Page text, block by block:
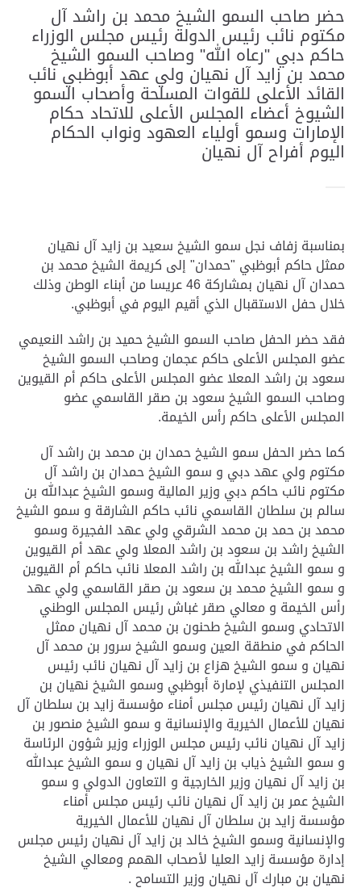
حضر صاحب السمو الشيخ محمد بن راشد آل
مكتوم نائب رئيس الدولة رئيس مجلس الوزراء
حاكم دبي "رعاه الله" وصاحب السمو الشيخ
محمد بن زايد آل نهيان ولي عهد أبوظبي نائب
القائد الأعلى للقوات المسلحة وأصحاب السمو
الشيوخ أعضاء المجلس الأعلى للاتحاد حكام
الإمارات وسمو أولياء العهود ونواب الحكام
اليوم أفراح آل نهيان
بمناسبة زفاف نجل سمو الشيخ سعيد بن زايد آل نهيان
ممثل حاكم أبوظبي "حمدان" إلى كريمة الشيخ محمد بن
حمدان آل نهيان بمشاركة 46 عريسا من أبناء الوطن وذلك
خلال حفل الاستقبال الذي أقيم اليوم في أبوظبي.
فقد حضر الحفل صاحب السمو الشيخ حميد بن راشد النعيمي
عضو المجلس الأعلى حاكم عجمان وصاحب السمو الشيخ
سعود بن راشد المعلا عضو المجلس الأعلى حاكم أم القيوين
وصاحب السمو الشيخ سعود بن صقر القاسمي عضو
المجلس الأعلى حاكم رأس الخيمة.
كما حضر الحفل سمو الشيخ حمدان بن محمد بن راشد آل
مكتوم ولي عهد دبي و سمو الشيخ حمدان بن راشد آل
مكتوم نائب حاكم دبي وزير المالية وسمو الشيخ عبدالله بن
سالم بن سلطان القاسمي نائب حاكم الشارقة و سمو الشيخ
محمد بن حمد بن محمد الشرقي ولي عهد الفجيرة وسمو
الشيخ راشد بن سعود بن راشد المعلا ولي عهد أم القيوين
و سمو الشيخ عبدالله بن راشد المعلا نائب حاكم أم القيوين
و سمو الشيخ محمد بن سعود بن صقر القاسمي ولي عهد
رأس الخيمة و معالي صقر غباش رئيس المجلس الوطني
الاتحادي وسمو الشيخ طحنون بن محمد آل نهيان ممثل
الحاكم في منطقة العين وسمو الشيخ سرور بن محمد آل
نهيان و سمو الشيخ هزاع بن زايد آل نهيان نائب رئيس
المجلس التنفيذي لإمارة أبوظبي وسمو الشيخ نهيان بن
زايد آل نهيان رئيس مجلس أمناء مؤسسة زايد بن سلطان آل
نهيان للأعمال الخيرية والإنسانية و سمو الشيخ منصور بن
زايد آل نهيان نائب رئيس مجلس الوزراء وزير شؤون الرئاسة
و سمو الشيخ ذياب بن زايد آل نهيان و سمو الشيخ عبدالله
بن زايد آل نهيان وزير الخارجية و التعاون الدولي و سمو
الشيخ عمر بن زايد آل نهيان نائب رئيس مجلس أمناء
مؤسسة زايد بن سلطان آل نهيان للأعمال الخيرية
والإنسانية وسمو الشيخ خالد بن زايد آل نهيان رئيس مجلس
إدارة مؤسسة زايد العليا لأصحاب الهمم ومعالي الشيخ
نهيان بن مبارك آل نهيان وزير التسامح .